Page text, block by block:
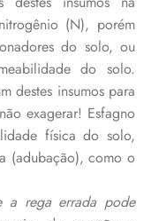
(N), porém
do solo, ou
do solo.
destes insumos para
exagerar! Esfagno
física do solo,
(adubação), como o
a rega errada pode